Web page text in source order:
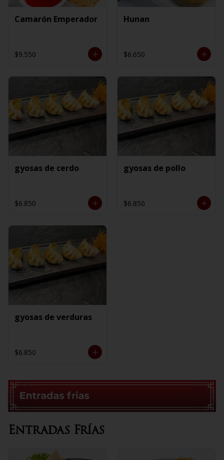
Camarón Emperador
$9.550
Hunan
$6.650
gyosas de cerdo
$6.850
gyosas de pollo
$6.850
gyosas de verduras
$6.850
Entradas Frías